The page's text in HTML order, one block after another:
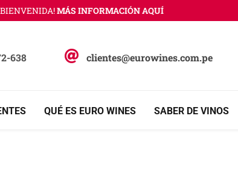
MÁS INFORMACIÓN AQUÍ
638 clientes@eurowines.com.pe
QUÉ ES EURO WINES SABER DE VINOS